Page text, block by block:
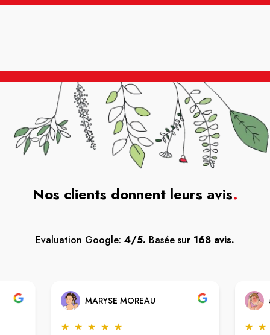
Nos clients donnent leurs avis.
Evaluation Google: 4/5. Basée sur 168 avis.
MARYSE MOREAU
★ ★ ★ ★ ★ ★ ★